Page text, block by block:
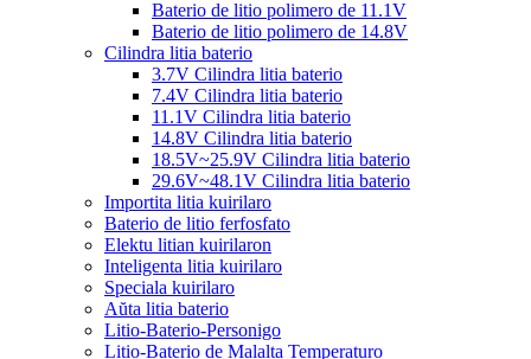
Baterio de litio polimero de 11.1V
Baterio de litio polimero de 14.8V
Cilindra litia baterio
3.7V Cilindra litia baterio
7.4V Cilindra litia baterio
11.1V Cilindra litia baterio
14.8V Cilindra litia baterio
18.5V~25.9V Cilindra litia baterio
29.6V~48.1V Cilindra litia baterio
Importita litia kuirilaro
Baterio de litio ferfosfato
Elektu litian kuirilaron
Inteligenta litia kuirilaro
Speciala kuirilaro
Aŭta litia baterio
Litio-Baterio-Personigo
Litio-Baterio de Malalta Temperaturo